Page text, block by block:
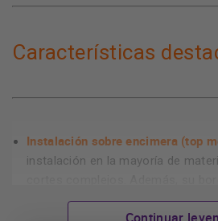
Características
Instalación sobre encimera (top
instalación en la mayoría de
que aporta un acabado limpio y